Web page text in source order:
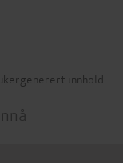
innhold